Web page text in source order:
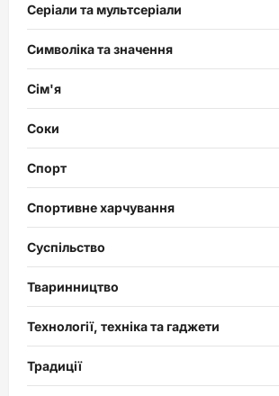
Серіали та мультсеріали
Символіка та значення
Сім'я
Соки
Спорт
Спортивне харчування
Суспільство
Тваринництво
Технології, техніка та гаджети
Традиції